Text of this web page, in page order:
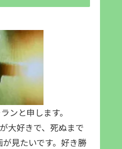
ンと申します。
大好きで、死ぬまで
見たいです。好き勝